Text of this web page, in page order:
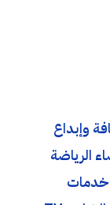
وإبداع
الرياضة
خدمات